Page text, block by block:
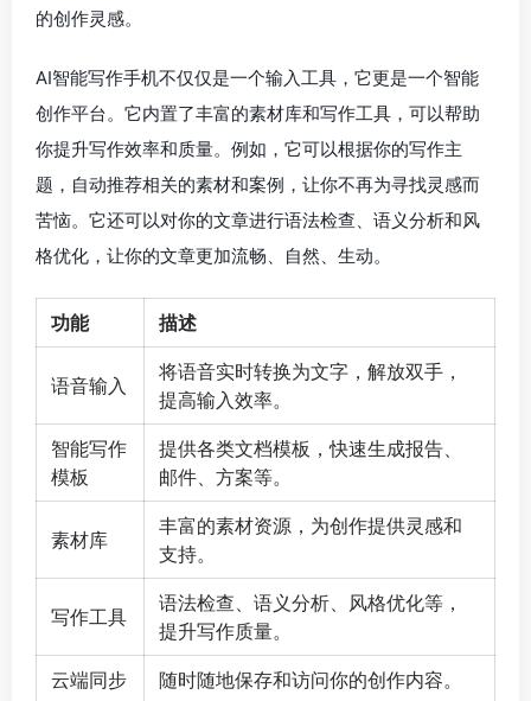
的创作灵感。
AI智能写作手机不仅仅是一个输入工具，它更是一个智能
创作平台。它内置了丰富的素材库和写作工具，可以帮助
你提升写作效率和质量。例如，它可以根据你的写作主
题，自动推荐相关的素材和案例，让你不再为寻找灵感而
苦恼。它还可以对你的文章进行语法检查、语义分析和风
格优化，让你的文章更加流畅、自然、生动。
功能 描述
语音输入
将语音实时转换为文字，解放双手，
提高输入效率。
智能写作
模板
提供各类文档模板，快速生成报告、
邮件、方案等。
素材库
丰富的素材资源，为创作提供灵感和
支持。
写作工具
语法检查、语义分析、风格优化等，
提升写作质量。
云端同步 随时随地保存和访问你的创作内容。